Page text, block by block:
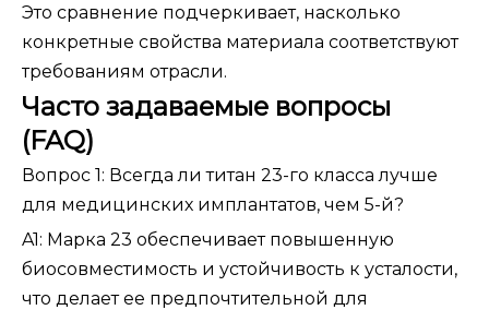
Это сравнение подчеркивает, насколько
конкретные свойства материала соответствуют
требованиям отрасли.
Часто задаваемые вопросы
(FAQ)
Вопрос 1: Всегда ли титан 23-го класса лучше
для медицинских имплантатов, чем 5-й?
A1: Марка 23 обеспечивает повышенную
биосовместимость и устойчивость к усталости,
что делает ее предпочтительной для